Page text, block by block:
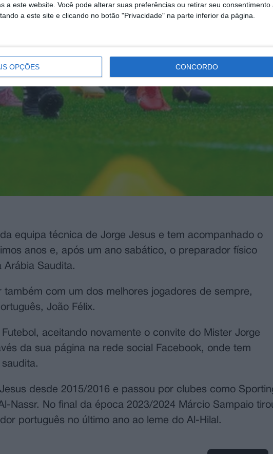
a este website. Você pode alterar suas preferências ou retirar seu consentimento
a este site e clicando no botão "Privacidade" na parte inferior da página.
OPÇÕES CONCORDO
equipa técnica de Jorge Jesus e tem acompanhado o
anos e, após um ano sabático, o preparador físico
Arábia Saudita.
com um dos melhores jogadores de sempre,
João Félix.
aceitando novamente o convite do Mister Jorge
da sua página na rede social Facebook, onde tem
desde 2015/2016 e passou por clubes como
Nassr. No final da época 2023/2024 Márcio Sampaio
português no último ano ao leme do Al-Hilal.